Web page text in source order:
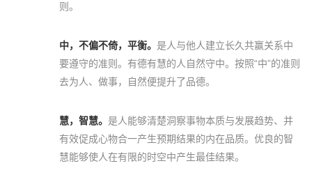
则。
中，不偏不倚，平衡。 是人与他人建立长久共赢关系中
要遵守的准则。有德有慧的人自然守中。按照“中”的准则
去为人、做事，自然便提升了品德。
慧，智慧。 是人能够清楚洞察事物本质与发展趋势、并
有效促成心物合一产生预期结果的内在品质。优良的智
慧能够使人在有限的时空中产生最佳结果。